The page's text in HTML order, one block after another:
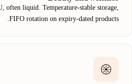
often liquid. Temperature-stable storage,
FIFO rotation on expiry-dated products.